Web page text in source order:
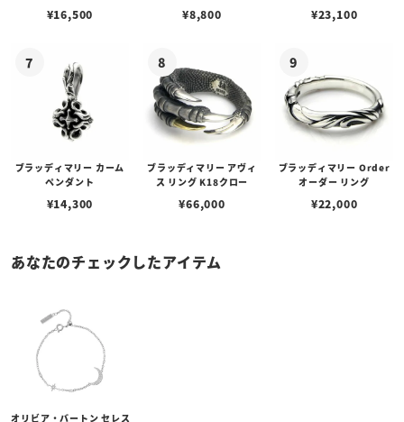
¥16,500 ¥8,800 ¥23,100
ブラッディマリー カーム
ペンダント
¥14,300
ブラッディマリー アヴィ
ス リング K18クロー
¥66,000
ブラッディマリー Order
オーダー リング
¥22,000
あなたのチェックしたアイテム
オリビア・バートン セレス